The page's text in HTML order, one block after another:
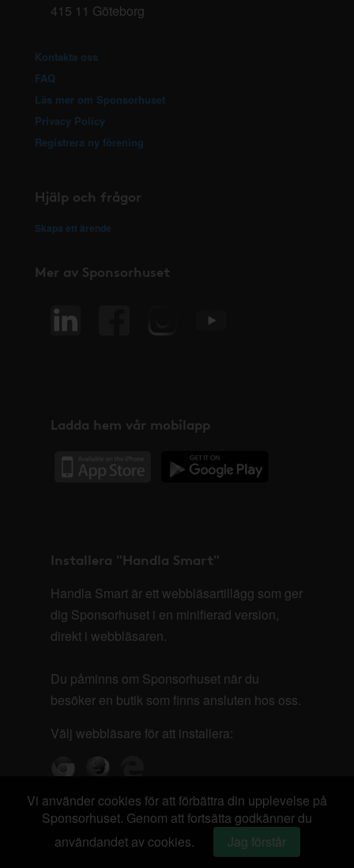
415 11 Göteborg
Kontakta oss
FAQ
Läs mer om Sponsorhuset
Privacy Policy
Registrera ny förening
Hjälp och frågor
Skapa ett ärende
Mer av Sponsorhuset
Ladda hem vår mobilapp
Installera "Handla Smart"
Handla Smart är ett webbläsartillägg som ger
dig Sponsorhuset i en minifierad version,
direkt i webbläsaren.
Du påminns om Sponsorhuset när du
besöker en butik som finns ansluten hos oss.
Välj webbläsare för att installera:
Vi använder cookies för att förbättra din upplevelse på
Sponsorhuset. Genom att fortsätta godkänner du
användandet av cookies.
Jag förstår